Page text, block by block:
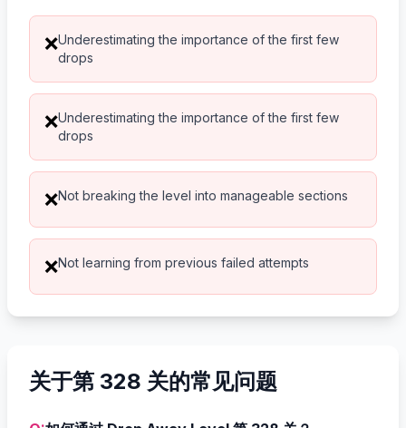
❌Underestimating the importance of the first few
drops
❌Underestimating the importance of the first few
drops
❌Not breaking the level into manageable sections
❌Not learning from previous failed attempts
关于第 328 关的常见问题